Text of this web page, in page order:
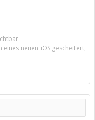
neuen iOS gescheitert,